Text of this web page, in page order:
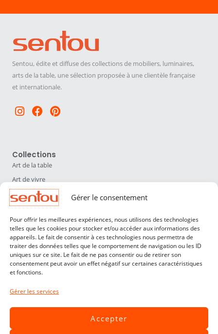
Gérer le consentement
Pour offrir les meilleures expériences, nous utilisons des technologies
telles que les cookies pour stocker et/ou accéder aux informations des
appareils. Le fait de consentir à ces technologies nous permettra de
traiter des données telles que le comportement de navigation ou les ID
uniques sur ce site. Le fait de ne pas consentir ou de retirer son
consentement peut avoir un effet négatif sur certaines caractéristiques
et fonctions.
Gérer les services
Accepter
Sentou, édite et diffuse des collections de mobiliers, luminaires,
arts de la table, une sélection proposée à une clientèle française
et internationale.
Instagram
Facebook
Pinterest
Collections
Art de la table
Art de vivre
Déco
Luminaires
Mobilier
Sentou
Qui sommes nous ?
Nos designers